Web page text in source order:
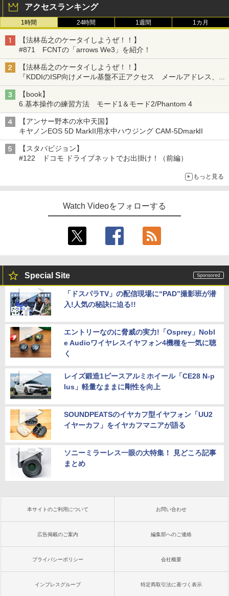
アクセスランキング
1時間 24時間 1週間 1カ月
【法林岳之のケータイしようぜ！！】
#871 FCNTの「arrows We3」を紹介！
【法林岳之のケータイしようぜ！！】
『KDDIのISP向けメール基盤不正アクセス メールアドレス、パ
スワードの流出について』『モトローラ「motorola razr fold」発
表』『サムスン「Galaxy Unpacked」開催』
【book】
6.基本操作の練習方法 モード1＆モード2/Phantom 4
【アンサー野本の水中天国】
キヤノンEOS 5D MarkII用水中ハウジング CAM-5DmarkII
【スタパビジョン】
#122 ドコモ ドライブネットでお出掛け！（前編）
もっと見る
Watch Videoをフォローする
Special Site
「ドスパラTV」の配信現場に“PAD”撮影班が潜
入!人気の秘訣に迫る!!
エントリーなのに脅威の実力!「Osprey」Nobl
e Audioワイヤレスイヤフォン4機種を一気に聴
く
レイズ鍛造1ピースアルミホイール「CE28 N-p
lus」軽量なままに剛性を向上
SOUNDPEATSのイヤカフ型イヤフォン「UU2
イヤーカフ」をイヤカフマニアが語る
ソニーミラーレス一眼の大特集！ 見どころ記事
まとめ
本サイトのご利用について お問い合わせ
広告掲載のご案内 編集部へのご連絡
プライバシーポリシー 会社概要
インプレスグループ 特定商取引法に基づく表示